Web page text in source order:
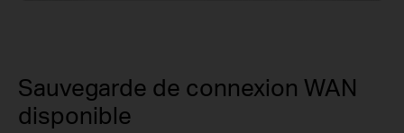
Sauvegarde de connexion WAN
disponible